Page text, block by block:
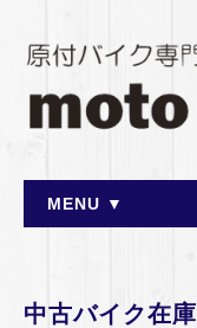
MENU ▼
中古バイク在庫